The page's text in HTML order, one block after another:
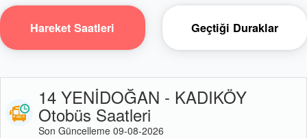
Hareket Saatleri Geçtiği Duraklar
14 YENİDOĞAN - KADIKÖY
Otobüs Saatleri
Son Güncelleme 09-08-2026